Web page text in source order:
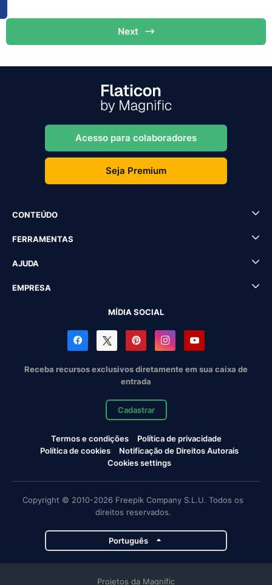
Next
Acesso para colaboradores
Seja Premium
CONTEÚDO
FERRAMENTAS
AJUDA
EMPRESA
MÍDIA SOCIAL
Receba recursos exclusivos diretamente em sua caixa de
entrada
Cadastrar
Termos e condições
Política de privacidade
Política de cookies
Notificação de Direitos Autorais
Cookies settings
Copyright © 2010-2026 Freepik Company S.L.U. Todos os
direitos reservados.
Português
Projetos da Magnific